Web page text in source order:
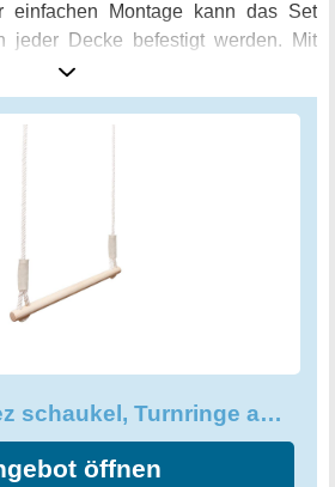
einfachen Montage kann das Set
jeder Decke befestigt werden. Mit
bis zu 50 kg bietet die Schaukel ein
Spielerlebnis. Sicherheit war bei der
von größter Bedeutung, da es
MAMOI® Trapez schaukel, Turnringe aus Holz, Turngeräte für Kinder
öffnen